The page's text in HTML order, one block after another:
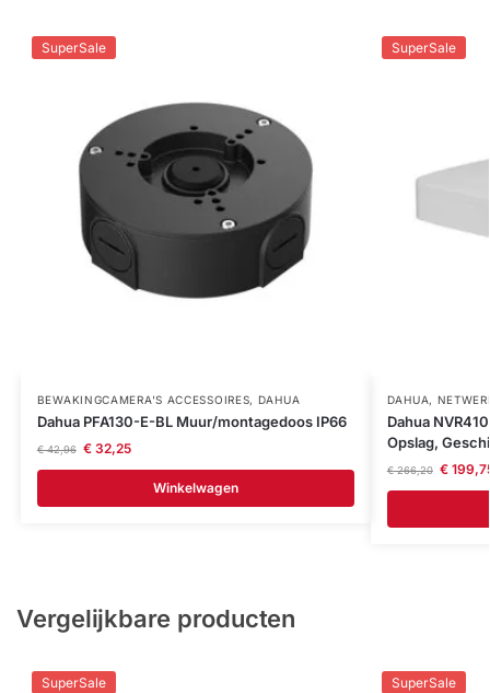
SuperSale
BEWAKINGCAMERA'S ACCESSOIRES, DAHUA
Dahua PFA130-E-BL Muur/montagedoos IP66
€42,96 €32,25
Winkelwagen
SuperSale
DAHUA,
Dahua
Opslag,
€266,20 €
Vergelijkbare producten
SuperSale SuperSale